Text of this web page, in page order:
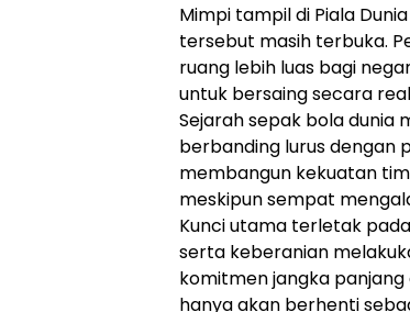
Mimpi tampil di Piala
tersebut masih terbuka.
ruang lebih luas bagi
untuk bersaing secara
Sejarah sepak bola dunia
berbanding lurus dengan
membangun kekuatan
meskipun sempat
Kunci utama terletak
serta keberanian
komitmen jangka panjang
hanya akan berhenti